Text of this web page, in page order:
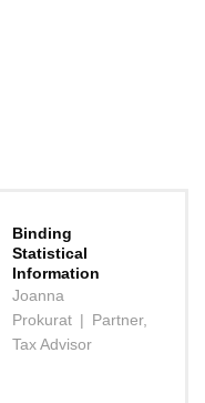
Binding
Statistical
Information
Joanna
Prokurat | Partner,
Tax Advisor